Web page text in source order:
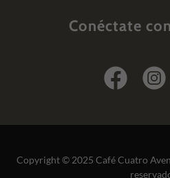
Conéctate
Copyright © 2025 Café Cuatro